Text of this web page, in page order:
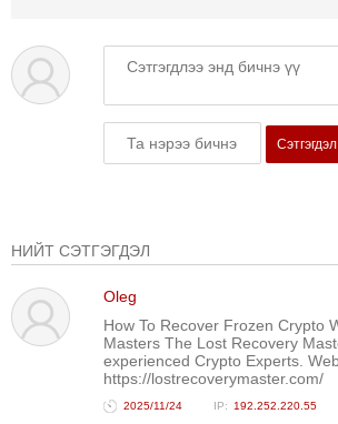
ТОЙРОНД
ГРАНАТ
ДЭЛБЭРСЭН
ТОДОТГОЛЫН
ТОЙРОНД
ЕРӨНХИЙЛӨГЧИЙН
НИЙТ СЭТГЭГДЭЛ
Oleg
How To Recover Frozen Crypto
Masters The Lost Recovery
experienced Crypto Experts.
https://lostrecoverymaster.com/
2025/11/24 192.252.220.55